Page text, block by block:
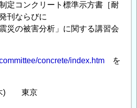
ンクリート標準示方書［耐
刊ならびに
被害分析」に関する講習会
concrete/index.htm を
(木) 東京